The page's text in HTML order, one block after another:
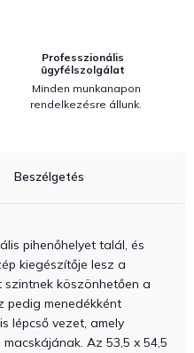
Professzionális
ügyfélszolgálat
Minden munkanapon
rendelkezésre állunk.
Beszélgetés
pihenőhelyet talál, és
kiegészítője lesz a
köszönhetően a
pedig menedékként
lépcső vezet, amely
Az 53,5 x 54,5